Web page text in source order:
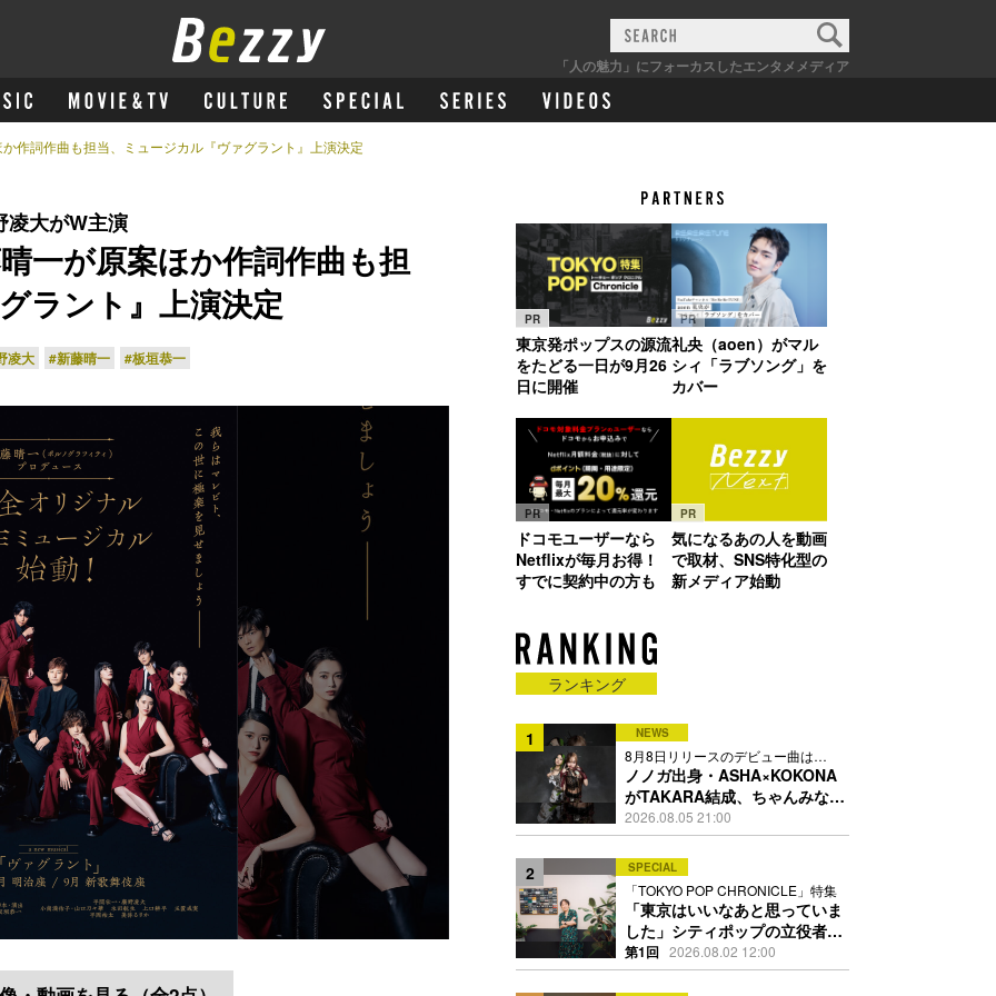
「人の魅力」にフォーカスしたエンタメメディア
作詞作曲も担当、ミュージカル『ヴァグラント』上演決定
凌大がW主演
一が原案ほか作詞作曲も担
ラント』上演決定
凌大 #新藤晴一 #板垣恭一
PR
東京発ポップスの源流
をたどる一日が9月26
日に開催
PR
礼央（aoen）がマル
シィ「ラブソング」を
カバー
PR
ドコモユーザーなら
Netflixが毎月お得！
すでに契約中の方も
PR
気になるあの人を動画
で取材、SNS特化型の
新メディア始動
ランキング
1 NEWS
8月8日リリースのデビュー曲は
「Time is money」
ノノガ出身・ASHA×KOKONA
がTAKARA結成、ちゃんみな主
宰レーベル第2弾アーティスト
に
2026.08.05 21:00
2 SPECIAL
「TOKYO POP CHRONICLE」特集
「東京はいいなあと思っていま
した」シティポップの立役者・
伊藤銀次の名曲回想録
第1回 2026.08.02 12:00